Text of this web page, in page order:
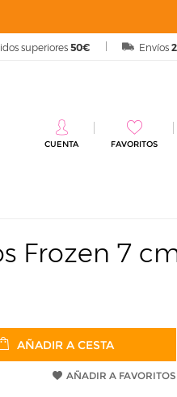
Envíos
superiores50€
CUENTA FAVORITOS
Frozen 7
AÑADIR A CESTA
AÑADIR A FAVORITOS